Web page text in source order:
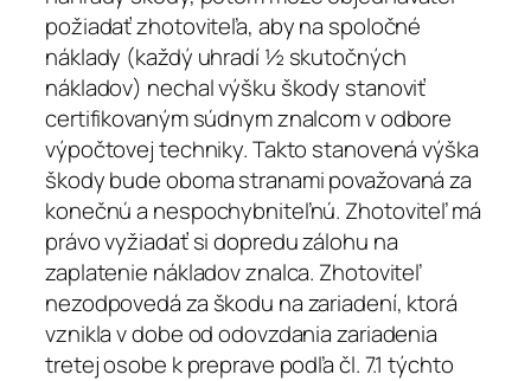
požiadať zhotoviteľa, aby na spoločné
náklady (každý uhradí ½ skutočných
nákladov) nechal výšku škody stanoviť
certifikovaným súdnym znalcom v odbore
výpočtovej techniky. Takto stanovená výška
škody bude oboma stranami považovaná za
konečnú a nespochybniteľnú. Zhotoviteľ má
právo vyžiadať si dopredu zálohu na
zaplatenie nákladov znalca. Zhotoviteľ
nezodpovedá za škodu na zariadení, ktorá
vznikla v dobe od odovzdania zariadenia
tretej osobe k preprave podľa čl. 7.1 týchto